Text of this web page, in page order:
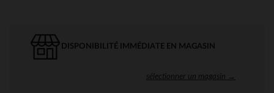
DISPONIBILITÉ IMMÉDIATE EN MAGASIN
sélectionner un magasin →